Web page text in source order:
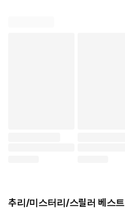
추리/미스터리/스릴러 베스트